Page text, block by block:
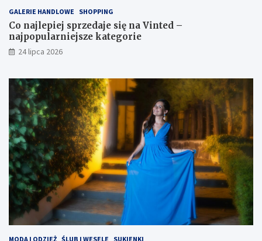
GALERIE HANDLOWE SHOPPING
Co najlepiej sprzedaje się na Vinted –
najpopularniejsze kategorie
24 lipca 2026
MODA I ODZIEŻ ŚLUB I WESELE SUKIENKI